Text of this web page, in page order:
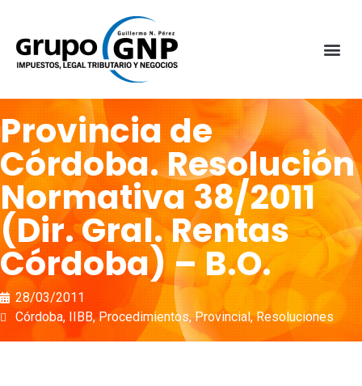
Provincia de
Córdoba. Resolución
Normativa 38/2011
(Dir. Gral. Rentas
Córdoba) – B.O.
28/03/2011
Córdoba, IIBB,Procedimientos,Provincial,Resoluciones